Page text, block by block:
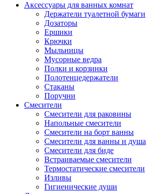
Аксессуары для ванных комнат
Держатели туалетной бумаги
Дозаторы
Ершики
Крючки
Мыльницы
Мусорные ведра
Полки и корзинки
Полотенцедержатели
Стаканы
Поручни
Смесители
Смесители для раковины
Напольные смесители
Смесители на борт ванны
Смесители для ванны и душа
Смесители для биде
Встраиваемые смесители
Термостатические смесители
Изливы
Гигиенические души